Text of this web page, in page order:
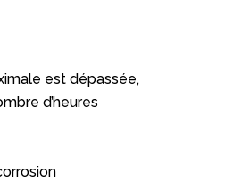
est dépassée,
d’heures